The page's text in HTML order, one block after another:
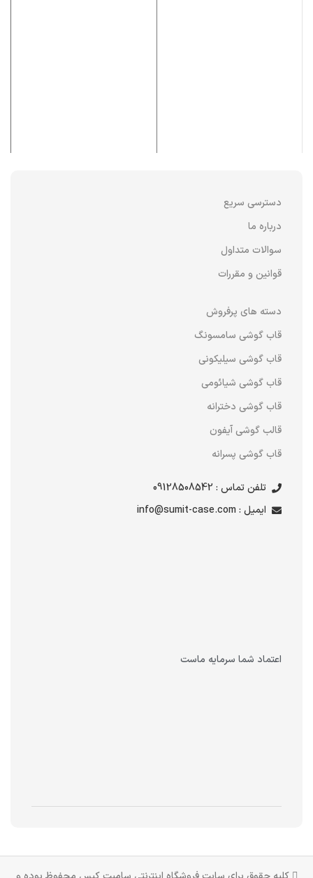
دسترسی سریع
درباره ما
سوالات متداول
قوانین و مقررات
دسته های پرفروش
قاب گوشی سامسونگ
قاب گوشی سیلیکونی
قاب گوشی شیائومی
قاب گوشی دخترانه
قالب گوشی آیفون
قاب گوشی پسرانه
تلفن تماس : 09128508542
ایمیل : info@sumit-case.com
اعتماد شما سرمایه ماست